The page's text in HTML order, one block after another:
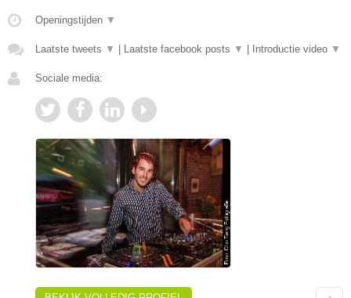
Openingstijden ▼
Laatste tweets ▼ | Laatste facebook posts ▼ | Introductie video ▼
Sociale media: